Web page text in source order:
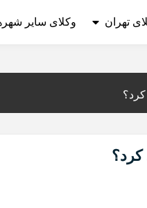
تهران وکلای سایر